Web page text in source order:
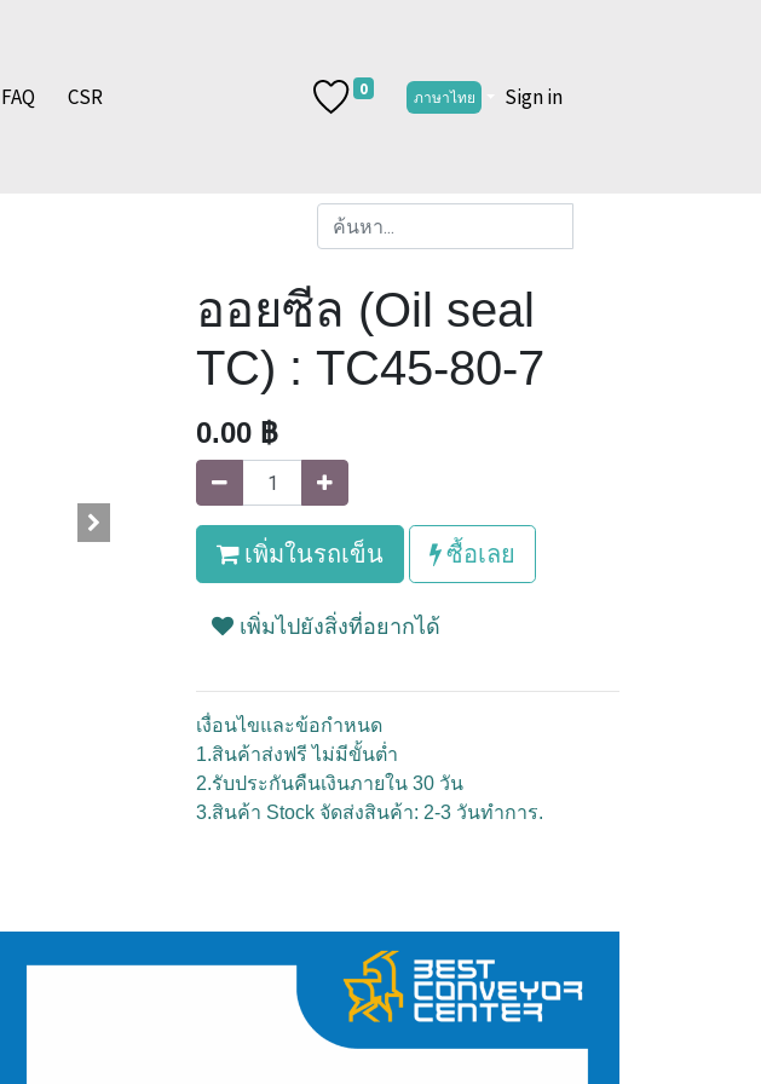
FAQ CSR 0 ภาษาไทย Sign in
ออยซีล (Oil seal
TC) : TC45-80-7
0.00 ฿
เพิ่มในรถเข็น ซื้อเลย
เพิ่มไปยังสิ่งที่อยากได้
เงื่อนไขและข้อกำหนด
1.สินค้าส่งฟรี ไม่มีขั้นต่ำ
2.รับประกันคืนเงินภายใน 30 วัน
3.สินค้า Stock จัดส่งสินค้า: 2-3 วันทำการ.